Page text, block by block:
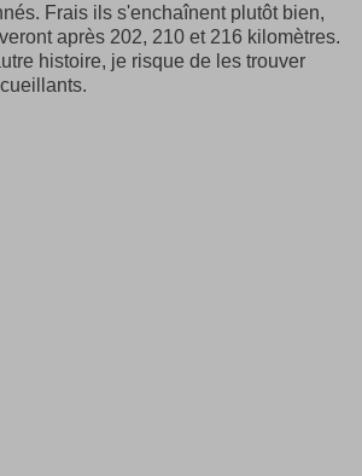
Frais ils s'enchaînent plutôt bien,
après 202, 210 et 216 kilomètres.
histoire, je risque de les trouver